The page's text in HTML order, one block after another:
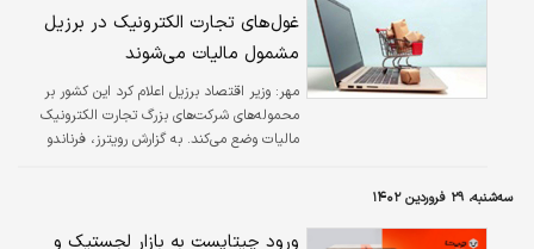
غول‌های تجارت الکترونیک در برزیل
مشمول مالیات می‌شوند
مهر: وزیر اقتصاد برزیل اعلام کرد این کشور بر
محموله‌های شرکت‌های بزرگ تجارت الکترونیک
مالیات وضع می‌کند. به گزارش رویترز، فرناندو
هرگونه مالیات هنگام خرید کالا معاف هستند. اما
سه‌شنبه، ۲۹ فروردین ۱۴۰۲
ورود چیتاپست به بازار لجستیک و